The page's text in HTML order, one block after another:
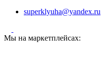
superklyuha@yandex.ru
Мы на маркетплейсах: